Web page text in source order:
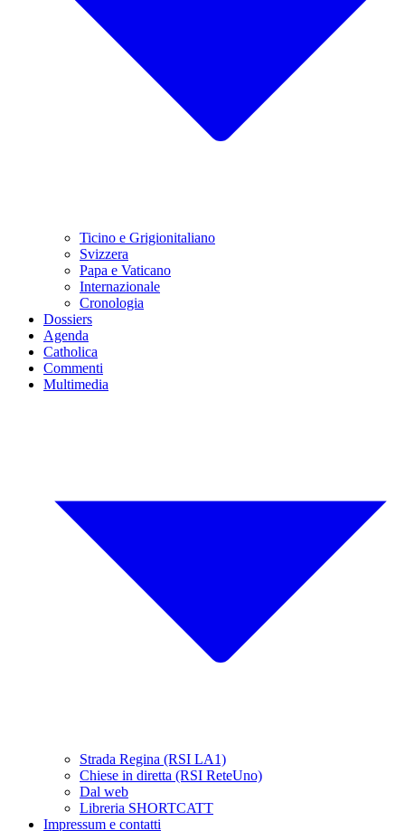
Ticino e Grigionitaliano
Svizzera
Papa e Vaticano
Internazionale
Cronologia
Dossiers
Agenda
Catholica
Commenti
Multimedia
Strada Regina (RSI LA1)
Chiese in diretta (RSI ReteUno)
Dal web
Libreria SHORTCATT
Impressum e contatti